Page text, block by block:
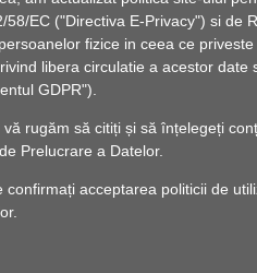
EC ("Directiva E-Privacy") si de
fizice in ceea ce
libera circulatie a acestor date
GDPR").
rugăm să citiți și să înțelegeți
Prelucrare a Datelor.
acceptarea politicii de